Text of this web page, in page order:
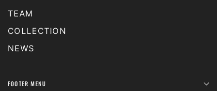
TEAM
COLLECTION
NEWS
FOOTER MENU